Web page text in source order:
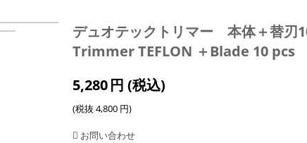
デュオテックトリマー 本体＋替
Trimmer TEFLON ＋Blade 10 pcs
5,280円 (税込)
(税抜 4,800 円)
お問い合わせ